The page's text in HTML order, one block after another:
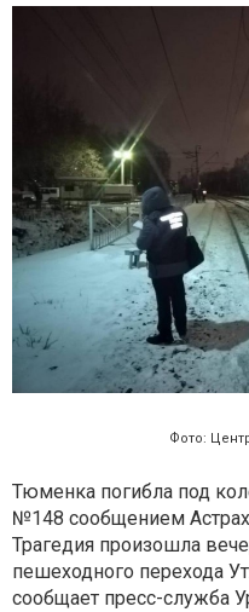
Фото:
Тюменка погибла под
№148 сообщением
Трагедия произошла
пешеходного перехода
сообщает пресс-служба